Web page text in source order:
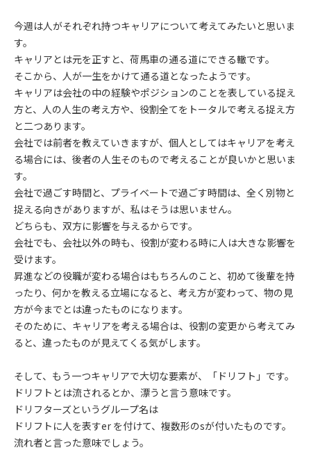
今週は人がそれぞれ持つキャリアについて考えてみたいと思いま
す。
キャリアとは元を正すと、荷馬車の通る道にできる轍です。
そこから、人が一生をかけて通る道となったようです。
キャリアは会社の中の経験やポジションのことを表している捉え
方と、人の人生の考え方や、役割全てをトータルで考える捉え方
と二つあります。
会社では前者を教えていきますが、個人としてはキャリアを考え
る場合には、後者の人生そのもので考えることが良いかと思いま
す。
会社で過ごす時間と、プライベートで過ごす時間は、全く別物と
捉える向きがありますが、私はそうは思いません。
どちらも、双方に影響を与えるからです。
会社でも、会社以外の時も、役割が変わる時に人は大きな影響を
受けます。
昇進などの役職が変わる場合はもちろんのこと、初めて後輩を持
ったり、何かを教える立場になると、考え方が変わって、物の見
方が今までとは違ったものになります。
そのために、キャリアを考える場合は、役割の変更から考えてみ
ると、違ったものが見えてくる気がします。
そして、もう一つキャリアで大切な要素が、「ドリフト」です。
ドリフトとは流されるとか、漂うと言う意味です。
ドリフターズというグループ名は
ドリフトに人を表すer を付けて、複数形のsが付いたものです。
流れ者と言った意味でしょう。